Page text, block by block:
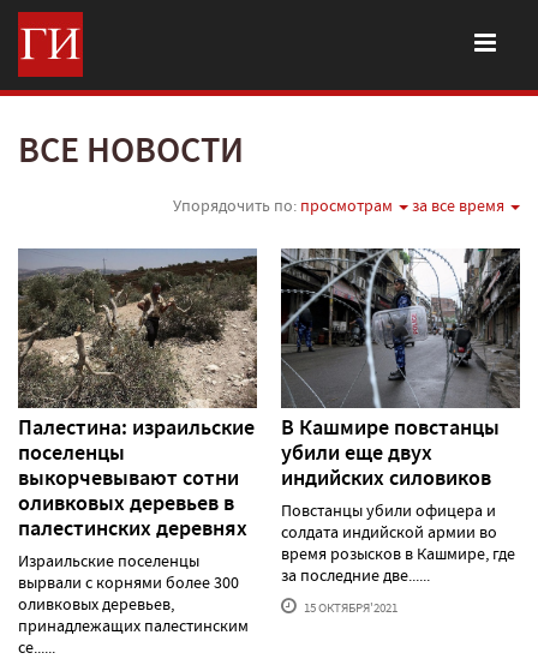
ВСЕ НОВОСТИ
Упорядочить по: просмотрам за все время
Палестина: израильские
поселенцы
выкорчевывают сотни
оливковых деревьев в
палестинских деревнях
Израильские поселенцы
вырвали с корнями более 300
оливковых деревьев,
принадлежащих палестинским
се......
В Кашмире повстанцы
убили еще двух
индийских силовиков
Повстанцы убили офицера и
солдата индийской армии во
время розысков в Кашмире, где
за последние две......
15 ОКТЯБРЯ'2021